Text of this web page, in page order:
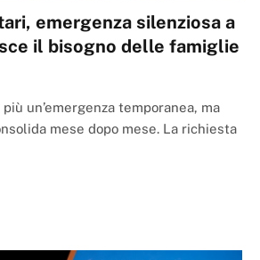
emergenza silenziosa a
il bisogno delle famiglie
più un’emergenza temporanea, ma
mese dopo mese. La richiesta